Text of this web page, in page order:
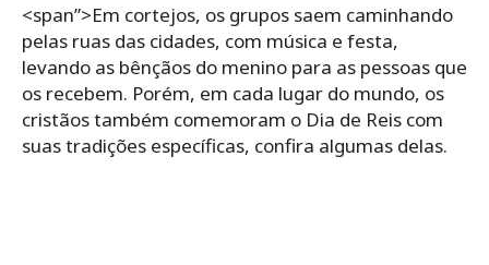
<span”>Em cortejos, os grupos saem caminhando
pelas ruas das cidades, com música e festa,
levando as bênçãos do menino para as pessoas que
os recebem. Porém, em cada lugar do mundo, os
cristãos também comemoram o Dia de Reis com
suas tradições específicas, confira algumas delas.